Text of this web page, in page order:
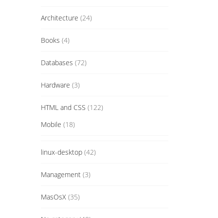
Architecture (24)
Books (4)
Databases (72)
Hardware (3)
HTML and CSS (122)
Mobile (18)
linux-desktop(42)
Management(3)
MasOsX(35)